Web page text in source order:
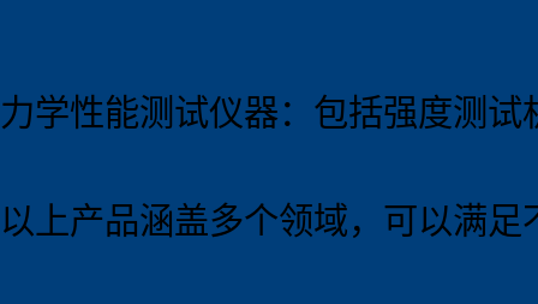
力学性能测试仪器：包括强度测
以上产品涵盖多个领域，可以满足